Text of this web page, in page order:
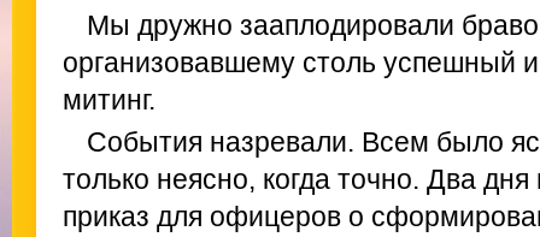
Мы дружно зааплодировали
организовавшему столь успешный
митинг.
События назревали. Всем было
только неясно, когда точно. Два
приказ для офицеров о